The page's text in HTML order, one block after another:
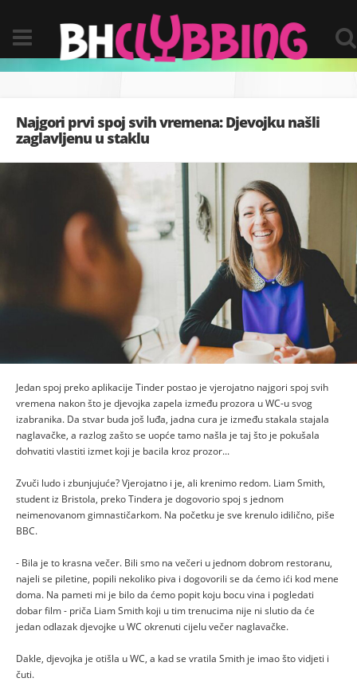
Najgori prvi spoj svih vremena: Djevojku našli
zaglavljenu u staklu
Jedan spoj preko aplikacije Tinder postao je vjerojatno najgori spoj svih
vremena nakon što je djevojka zapela između prozora u WC-u svog
izabranika. Da stvar buda još luđa, jadna cura je između stakala stajala
naglavačke, a razlog zašto se uopće tamo našla je taj što je pokušala
dohvatiti vlastiti izmet koji je bacila kroz prozor...
Zvuči ludo i zbunjujuće? Vjerojatno i je, ali krenimo redom. Liam Smith,
student iz Bristola, preko Tindera je dogovorio spoj s jednom
neimenovanom gimnastičarkom. Na početku je sve krenulo idilično, piše
BBC.
- Bila je to krasna večer. Bili smo na večeri u jednom dobrom restoranu,
najeli se piletine, popili nekoliko piva i dogovorili se da ćemo ići kod mene
doma. Na pameti mi je bilo da ćemo popit koju bocu vina i pogledati
dobar film - priča Liam Smith koji u tim trenucima nije ni slutio da će
jedan odlazak djevojke u WC okrenuti cijelu večer naglavačke.
Dakle, djevojka je otišla u WC, a kad se vratila Smith je imao što vidjeti i
čuti.